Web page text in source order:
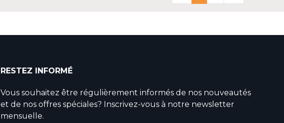
RESTEZ INFORMÉ
Vous souhaitez être régulièrement informés de nos nouveautés
et de nos offres spéciales? Inscrivez-vous à notre newsletter
mensuelle.